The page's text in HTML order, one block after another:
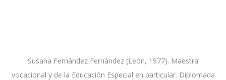
Susana Fernández Fernández (León, 1977). Maestra
vocacional y de la Educación Especial en particular. Diplomada